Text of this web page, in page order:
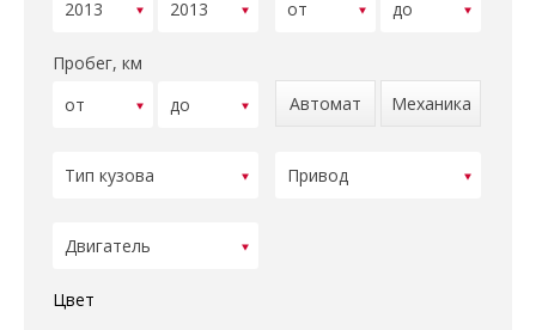
Пробег, км
Автомат
Механика
Цвет